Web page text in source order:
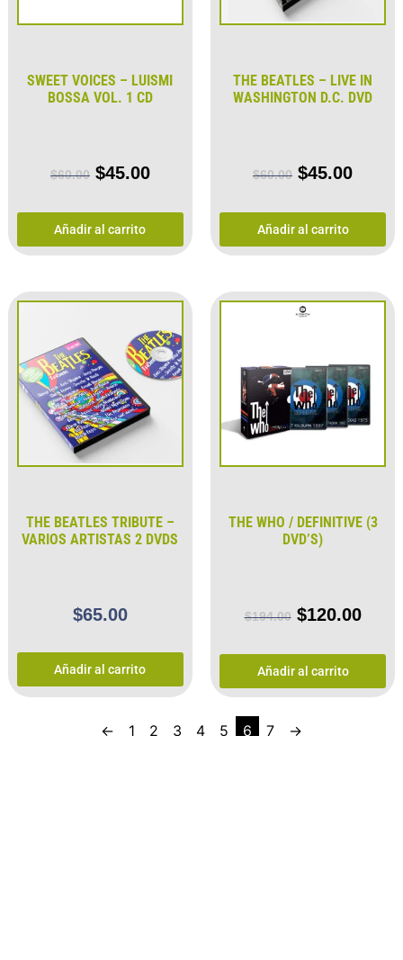
SWEET VOICES – LUISMI
BOSSA VOL. 1 CD
$60.00 $45.00
Añadir al carrito
THE BEATLES – LIVE IN
WASHINGTON D.C. DVD
$60.00 $45.00
Añadir al carrito
THE BEATLES TRIBUTE –
VARIOS ARTISTAS 2 DVDS
$65.00
Añadir al carrito
THE WHO / DEFINITIVE (3
DVD’S)
$194.00 $120.00
Añadir al carrito
← 1 2 3 4 5 6 7 →